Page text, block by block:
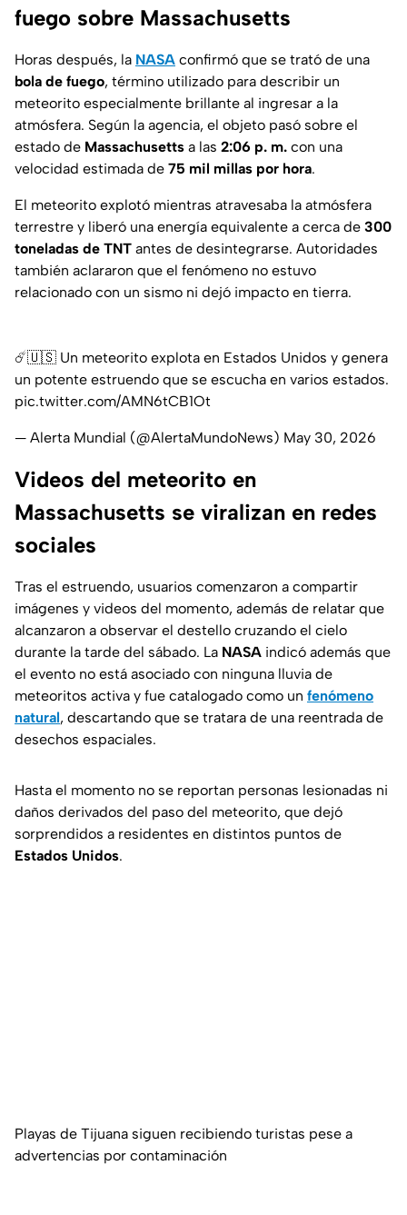
fuego sobre Massachusetts
Horas después, la NASA confirmó que se trató de una
bola de fuego, término utilizado para describir un
meteorito especialmente brillante al ingresar a la
atmósfera. Según la agencia, el objeto pasó sobre el
estado de Massachusetts a las 2:06 p. m. con una
velocidad estimada de 75 mil millas por hora.
El meteorito explotó mientras atravesaba la atmósfera
terrestre y liberó una energía equivalente a cerca de 300
toneladas de TNT antes de desintegrarse. Autoridades
también aclararon que el fenómeno no estuvo
relacionado con un sismo ni dejó impacto en tierra.
☄️🇺🇸 Un meteorito explota en Estados Unidos y genera
un potente estruendo que se escucha en varios estados.
pic.twitter.com/AMN6tCB1Ot
— Alerta Mundial (@AlertaMundoNews) May 30, 2026
Videos del meteorito en
Massachusetts se viralizan en redes
sociales
Tras el estruendo, usuarios comenzaron a compartir
imágenes y videos del momento, además de relatar que
alcanzaron a observar el destello cruzando el cielo
durante la tarde del sábado. La NASA indicó además que
el evento no está asociado con ninguna lluvia de
meteoritos activa y fue catalogado como un fenómeno
natural, descartando que se tratara de una reentrada de
desechos espaciales.
Hasta el momento no se reportan personas lesionadas ni
daños derivados del paso del meteorito, que dejó
sorprendidos a residentes en distintos puntos de
Estados Unidos.
Playas de Tijuana siguen recibiendo turistas pese a
advertencias por contaminación